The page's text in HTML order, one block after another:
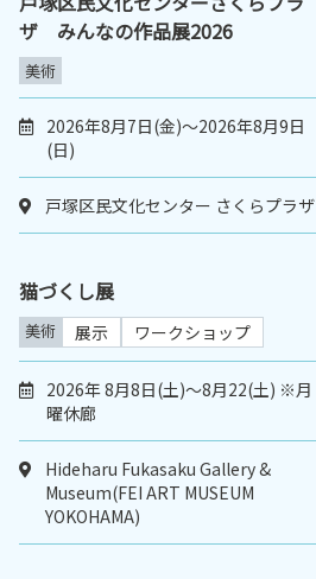
ザ みんなの作品展2026
美術
2026年8月7日(金)～2026年8月9日
(日)
戸塚区民文化センター さくらプラザ
猫づくし展
美術 展示 ワークショップ
2026年 8月8日(土)～8月22(土) ※月
曜休廊
Hideharu Fukasaku Gallery &
Museum(FEI ART MUSEUM
YOKOHAMA)